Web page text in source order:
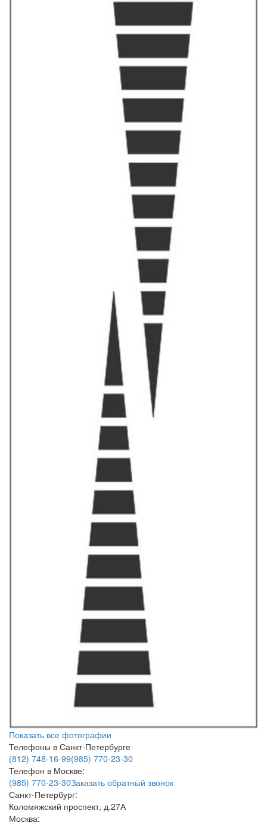
Показать все фотографии
Телефоны в Санкт-Петербурге
(812) 748-16-99(985) 770-23-30
Телефон в Москве:
(985) 770-23-30Заказать обратный звонок
Санкт-Петербург:
Коломяжский проспект, д.27А
Москва: